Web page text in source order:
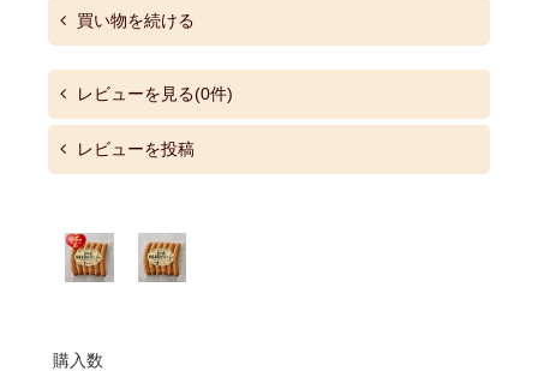
買い物を続ける
レビューを見る(0件)
レビューを投稿
購入数